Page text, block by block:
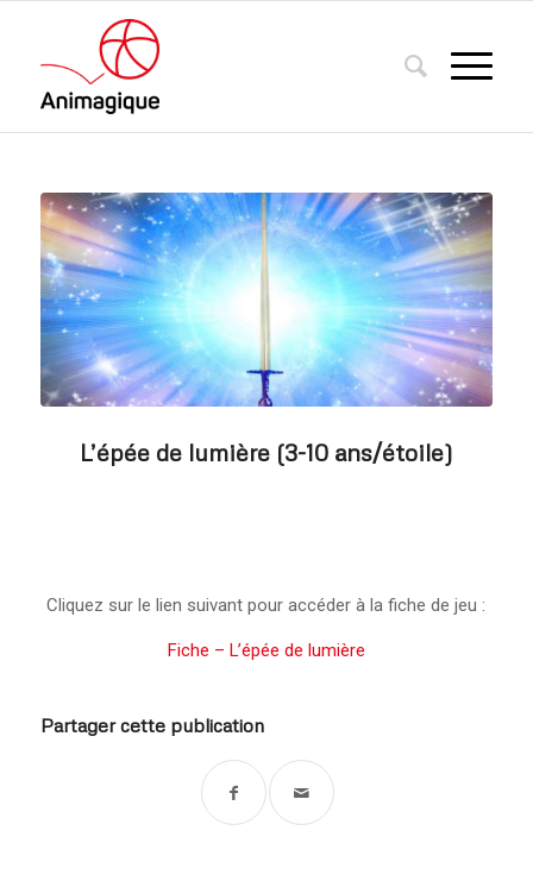
L’épée de lumière (3-10 ans/étoile)
Cliquez sur le lien suivant pour accéder à la fiche de jeu :
Fiche – L’épée de lumière
Partager cette publication